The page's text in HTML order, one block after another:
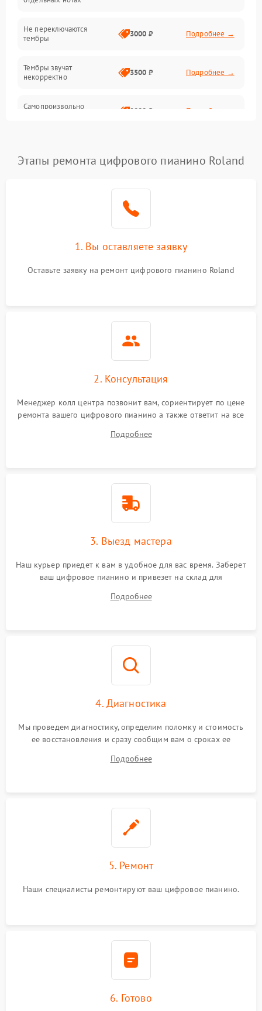
Аудио
Оптика
Не переключаются
тембры
3000 ₽ Подробнее →
Тембры звучат
некорректно
3500 ₽ Подробнее →
Самопроизвольно
2800 ₽ Подробнее →
Этапы ремонта цифрового пианино Roland
1. Вы оставляете заявку
Оставьте заявку на ремонт цифрового пианино Roland
2. Консультация
Менеджер колл центра позвонит вам, сориентирует по цене
ремонта вашего цифрового пианино а также ответит на все
Подробнее
3. Выезд мастера
Наш курьер приедет к вам в удобное для вас время. Заберет
ваш цифровое пианино и привезет на склад для
Подробнее
4. Диагностика
Мы проведем диагностику, определим поломку и стоимость
ее восстановления и сразу сообщим вам о сроках ее
Подробнее
5. Ремонт
Наши специалисты ремонтируют ваш цифровое пианино.
6. Готово